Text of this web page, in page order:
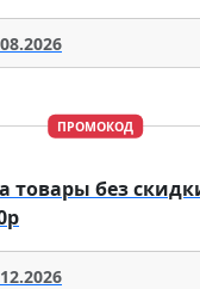
ПРОМОКОД
товары без